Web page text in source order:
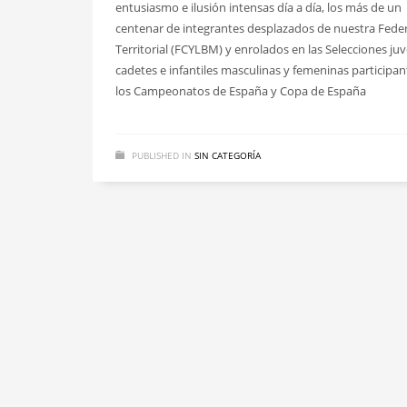
entusiasmo e ilusión intensas día a día, los más de un
centenar de integrantes desplazados de nuestra
Territorial (FCYLBM) y enrolados en las Selecciones
cadetes e infantiles masculinas y femeninas
los Campeonatos de España y Copa de España
PUBLISHED IN SIN CATEGORÍA